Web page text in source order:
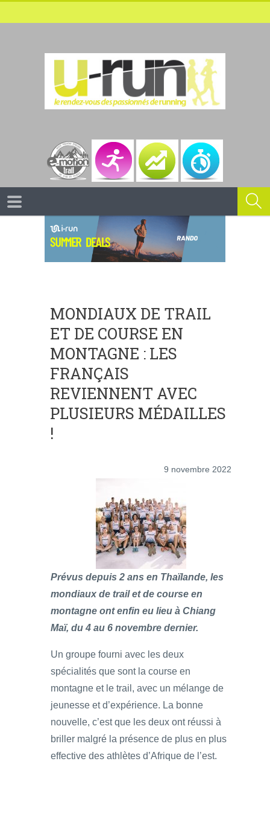
MONDIAUX DE TRAIL
ET DE COURSE EN
MONTAGNE : LES
FRANÇAIS
REVIENNENT AVEC
PLUSIEURS MÉDAILLES
!
9 novembre 2022
Prévus depuis 2 ans en Thaïlande, les
mondiaux de trail et de course en
montagne ont enfin eu lieu à Chiang
Maï, du 4 au 6 novembre dernier.
Un groupe fourni avec les deux
spécialités que sont la course en
montagne et le trail, avec un mélange de
jeunesse et d’expérience. La bonne
nouvelle, c’est que les deux ont réussi à
briller malgré la présence de plus en plus
effective des athlètes d’Afrique de l’est.